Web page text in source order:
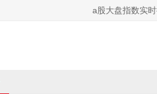
a股大盘指数实